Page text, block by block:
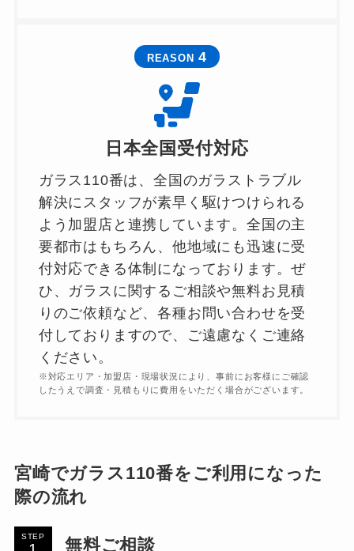
REASON 4
日本全国受付対応
ガラス110番は、全国のガラストラブル
解決にスタッフが素早く駆けつけられる
よう加盟店と連携しています。全国の主
要都市はもちろん、他地域にも迅速に受
付対応できる体制になっております。ぜ
ひ、ガラスに関するご相談や無料お見積
りのご依頼など、各種お問い合わせを受
付しておりますので、ご遠慮なくご連絡
ください。
※対応エリア・加盟店・現場状況により、事前にお客様にご確認
したうえで調査・見積もりに費用をいただく場合がございます。
宮崎でガラス110番をご利用になった
際の流れ
STEP 無料ご相談